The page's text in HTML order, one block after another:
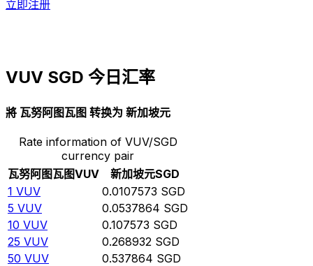
立即注册
VUV SGD 今日汇率
將 瓦努阿图瓦图 转换为 新加坡元
Rate information of VUV/SGD
currency pair
瓦努阿图瓦图VUV 新加坡元SGD
1 VUV 0.0107573 SGD
5 VUV 0.0537864 SGD
10 VUV 0.107573 SGD
25 VUV 0.268932 SGD
50 VUV 0.537864 SGD